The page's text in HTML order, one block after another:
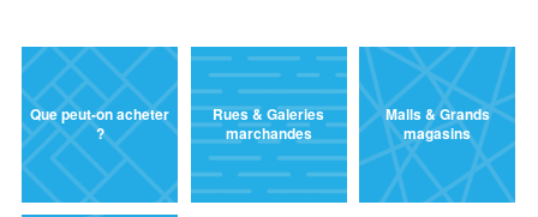
Que peut-on acheter
?
Rues & Galeries
marchandes
Malls & Grands
magasins